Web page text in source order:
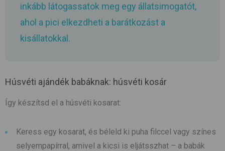
inkább látogassatok meg egy állatsimogatót,
ahol a pici elkezdheti a barátkozást a
kisállatokkal.
Húsvéti ajándék babáknak: húsvéti kosár
Így készítsd el a húsvéti kosarat:
Keress egy kosarat, és béleld ki puha filccel vagy színes
selyempapírral, amivel a kicsi is eljátsszhat – a babák